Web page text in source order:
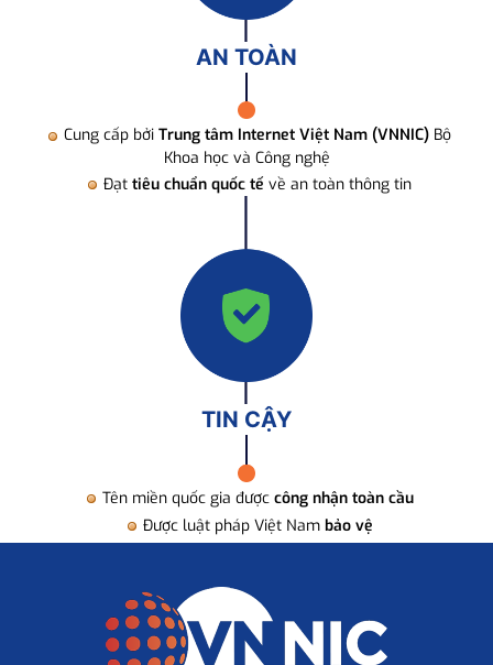
AN TOÀN
Cung cấp bởi Trung tâm Internet Việt Nam (VNNIC) Bộ
Khoa học và Công nghệ
Đạt tiêu chuẩn quốc tế về an toàn thông tin
TIN CẬY
Tên miền quốc gia được công nhận toàn cầu
Được luật pháp Việt Nam bảo vệ